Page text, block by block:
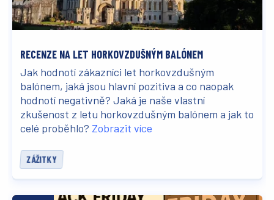
RECENZE NA LET HORKOVZDUŠNÝM BALÓNEM
Jak hodnotí zákazníci let horkovzdušným
balónem, jaká jsou hlavní pozitiva a co naopak
hodnotí negativně? Jaká je naše vlastní
zkušenost z letu horkovzdušným balónem a jak to
celé proběhlo? Zobrazit více
ZÁŽITKY